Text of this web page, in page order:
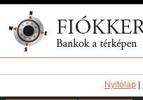
Nyitólap